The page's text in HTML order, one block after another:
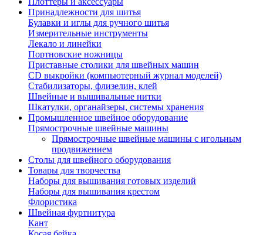
Принадлежности для шитья
Булавки и иглы для ручного шитья
Измерительные инструменты
Лекало и линейки
Портновские ножницы
Приставные столики для швейных машин
СD выкройки (компьютерный журнал моделей)
Стабилизаторы, флизелин, клей
Швейные и вышивальные нитки
Шкатулки, органайзеры, системы хранения
Промышленное швейное оборудование
Прямострочные швейные машины
Прямострочные швейные машины с игольным
продвижением
Столы для швейного оборудования
Товары для творчества
Наборы для вышивания готовых изделий
Наборы для вышивания крестом
Флористика
Швейная фуртнитура
Кант